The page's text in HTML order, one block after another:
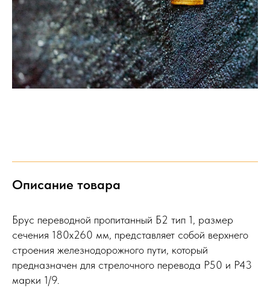
Описание товара
Брус переводной пропитанный Б2 тип 1, размер
сечения 180х260 мм, представляет собой верхнего
строения железнодорожного пути, который
предназначен для стрелочного перевода Р50 и Р43
марки 1/9.